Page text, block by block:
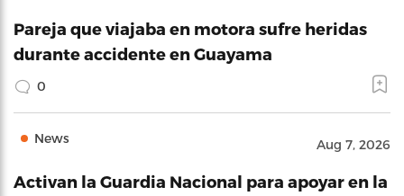
Pareja que viajaba en motora sufre heridas
durante accidente en Guayama
0
News Aug 7, 2026
Activan la Guardia Nacional para apoyar en la